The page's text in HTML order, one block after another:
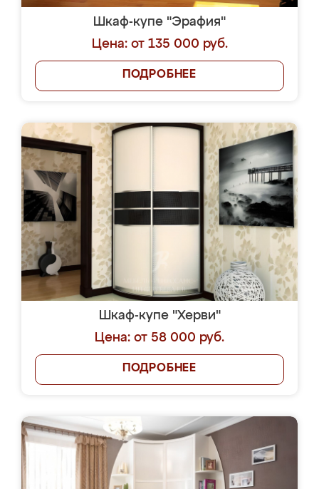
Шкаф-купе "Эрафия"
Цена: от 135 000 руб.
ПОДРОБНЕЕ
Шкаф-купе "Херви"
Цена: от 58 000 руб.
ПОДРОБНЕЕ